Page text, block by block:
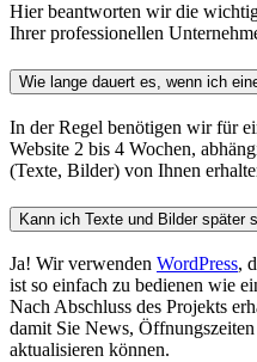
Hier beantworten wir die
Ihrer professionellen
Wie lange dauert es, wenn ich
In der Regel benötigen wir für
Website 2 bis 4 Wochen,
(Texte, Bilder) von Ihnen
Kann ich Texte und Bilder später
Ja! Wir verwenden WordPress,
ist so einfach zu bedienen wie
Nach Abschluss des Projekts
damit Sie News,
aktualisieren können.